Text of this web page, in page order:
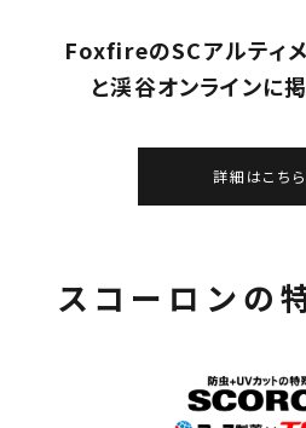
FoxfireのSCアルティ
と渓谷オンラインに
詳細はこちら
スコーロンの